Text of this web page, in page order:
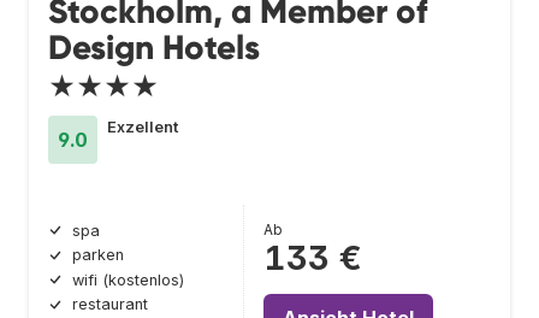
Stockholm, a Member of
Design Hotels
★★★★
9.0
Exzellent
spa
parken
wifi (kostenlos)
restaurant
Ab
133 €